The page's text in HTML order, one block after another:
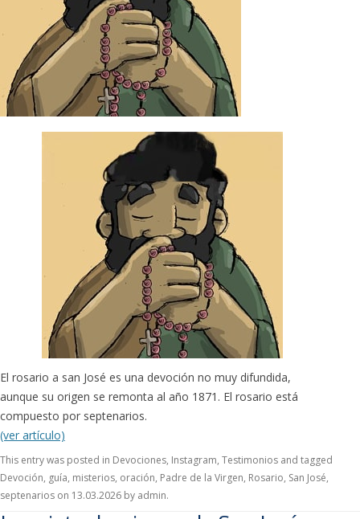
El rosario a san José es una devoción no muy difundida,
aunque su origen se remonta al año 1871. El rosario está
compuesto por septenarios.
(ver artículo)
This entry was posted in Devociones, Instagram, Testimonios and tagged
Devoción, guía, misterios, oración, Padre de la Virgen, Rosario, San José,
septenarios on 13.03.2026 by admin.